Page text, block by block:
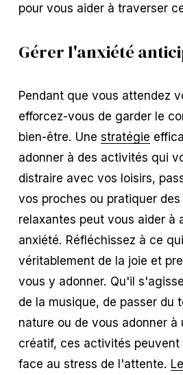
pour vous aider à traverser
Gérer l'anxiété
Pendant que vous attendez
efforcez-vous de garder le
bien-être. Une stratégie
adonner à des activités qui
distraire avec vos loisirs,
vos proches ou pratiquer
relaxantes peut vous aider à
anxiété. Réfléchissez à ce
véritablement de la joie et
vous y adonner. Qu'il
de la musique, de passer du
nature ou de vous adonner à
créatif, ces activités
face au stress de l'attente.